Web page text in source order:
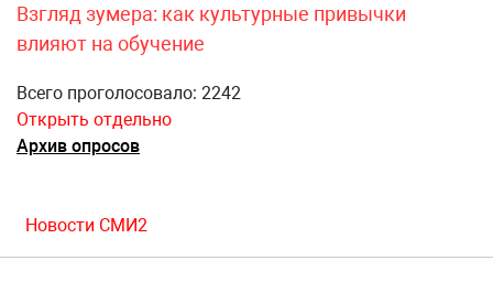
Взгляд зумера: как культурные привычки
влияют на обучение
Всего проголосовало: 2242
Открыть отдельно
Архив опросов
Новости СМИ2